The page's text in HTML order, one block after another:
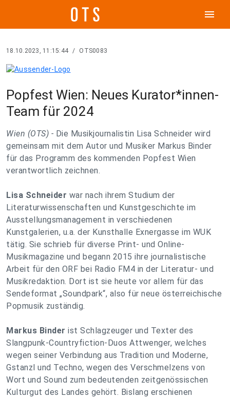
menu
18.10.2023, 11:15:44 / OTS0083
Popfest Wien: Neues Kurator*innen-
Team für 2024
Wien (OTS) - Die Musikjournalistin Lisa Schneider wird
gemeinsam mit dem Autor und Musiker Markus Binder
für das Programm des kommenden Popfest Wien
verantwortlich zeichnen.
Lisa Schneider war nach ihrem Studium der
Literaturwissenschaften und Kunstgeschichte im
Ausstellungsmanagement in verschiedenen
Kunstgalerien, u.a. der Kunsthalle Exnergasse im WUK
tätig. Sie schrieb für diverse Print- und Online-
Musikmagazine und begann 2015 ihre journalistische
Arbeit für den ORF bei Radio FM4 in der Literatur- und
Musikredaktion. Dort ist sie heute vor allem für das
Sendeformat „Soundpark“, also für neue österreichische
Popmusik zuständig.
Markus Binder ist Schlagzeuger und Texter des
Slangpunk-Countryfiction-Duos Attwenger, welches
wegen seiner Verbindung aus Tradition und Moderne,
Gstanzl und Techno, wegen des Verschmelzens von
Wort und Sound zum bedeutenden zeitgenössischen
Kulturgut des Landes gehört. Bislang erschienen